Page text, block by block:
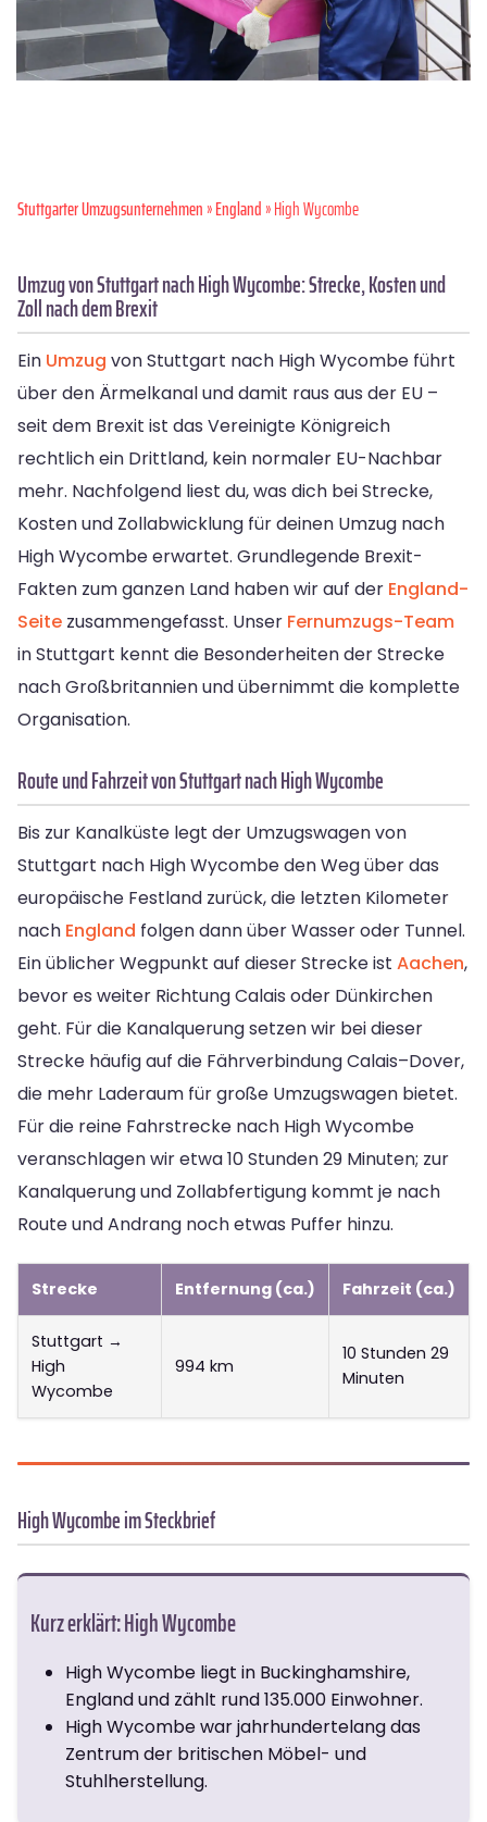
Stuttgarter Umzugsunternehmen»England» High Wycombe
Umzug von Stuttgart nach High Wycombe: Strecke, Kosten und
Zoll nach dem Brexit
Ein Umzug von Stuttgart nach High Wycombe führt
über den Ärmelkanal und damit raus aus der EU –
seit dem Brexit ist das Vereinigte Königreich
rechtlich ein Drittland, kein normaler EU-Nachbar
mehr. Nachfolgend liest du, was dich bei Strecke,
Kosten und Zollabwicklung für deinen Umzug nach
High Wycombe erwartet. Grundlegende Brexit-
Fakten zum ganzen Land haben wir auf der England-
Seite zusammengefasst. Unser Fernumzugs-Team
in Stuttgart kennt die Besonderheiten der Strecke
nach Großbritannien und übernimmt die komplette
Organisation.
Route und Fahrzeit von Stuttgart nach High Wycombe
Bis zur Kanalküste legt der Umzugswagen von
Stuttgart nach High Wycombe den Weg über das
europäische Festland zurück, die letzten Kilometer
nach England folgen dann über Wasser oder Tunnel.
Ein üblicher Wegpunkt auf dieser Strecke ist Aachen,
bevor es weiter Richtung Calais oder Dünkirchen
geht. Für die Kanalquerung setzen wir bei dieser
Strecke häufig auf die Fährverbindung Calais–Dover,
die mehr Laderaum für große Umzugswagen bietet.
Für die reine Fahrstrecke nach High Wycombe
veranschlagen wir etwa 10 Stunden 29 Minuten; zur
Kanalquerung und Zollabfertigung kommt je nach
Route und Andrang noch etwas Puffer hinzu.
Strecke Entfernung (ca.) Fahrzeit (ca.)
Stuttgart →
High
Wycombe
994 km
10 Stunden 29
Minuten
High Wycombe im Steckbrief
Kurz erklärt: High Wycombe
High Wycombe liegt in Buckinghamshire,
England und zählt rund 135.000 Einwohner.
High Wycombe war jahrhundertelang das
Zentrum der britischen Möbel- und
Stuhlherstellung.